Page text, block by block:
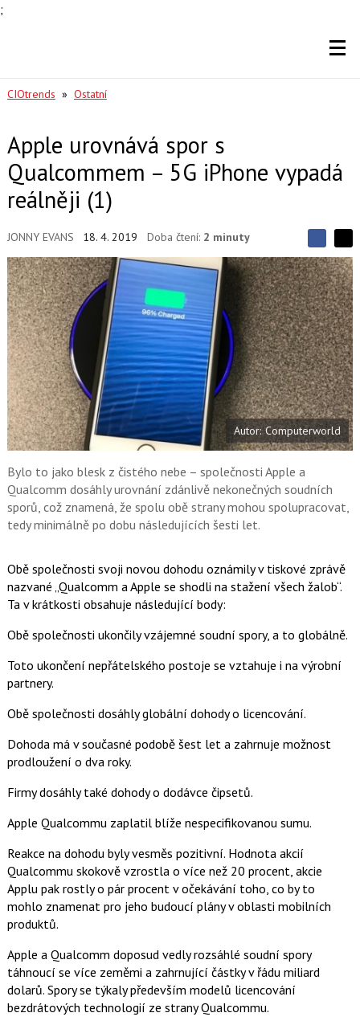
;
CIOtrends » Ostatní
Apple urovnává spor s
Qualcommem – 5G iPhone vypadá
reálněji (1)
JONNY EVANS 18. 4. 2019 Doba čtení: 2 minuty
S
d
í
l
e
t
S
d
í
l
e
j
t
e
n
a
F
a
c
e
b
o
o
k
d
í
l
e
j
t
e
n
a
s
í
t
i
X
Autor: Computerworld
Bylo to jako blesk z čistého nebe – společnosti Apple a
Qualcomm dosáhly urovnání zdánlivě nekonečných soudních
sporů, což znamená, že spolu obě strany mohou spolupracovat,
tedy minimálně po dobu následujících šesti let.
Obě společnosti svoji novou dohodu oznámily v tiskové zprávě
nazvané „Qualcomm a Apple se shodli na stažení všech žalob“.
Ta v krátkosti obsahuje následující body:
Obě společnosti ukončily vzájemné soudní spory, a to globálně.
Toto ukončení nepřátelského postoje se vztahuje i na výrobní
partnery.
Obě společnosti dosáhly globální dohody o licencování.
Dohoda má v současné podobě šest let a zahrnuje možnost
prodloužení o dva roky.
Firmy dosáhly také dohody o dodávce čipsetů.
Apple Qualcommu zaplatil blíže nespecifikovanou sumu.
Reakce na dohodu byly vesměs pozitivní. Hodnota akcií
Qualcommu skokově vzrostla o více než 20 procent, akcie
Applu pak rostly o pár procent v očekávání toho, co by to
mohlo znamenat pro jeho budoucí plány v oblasti mobilních
produktů.
Apple a Qualcomm doposud vedly rozsáhlé soudní spory
táhnoucí se více zeměmi a zahrnující částky v řádu miliard
dolarů. Spory se týkaly především modelů licencování
bezdrátových technologií ze strany Qualcommu.